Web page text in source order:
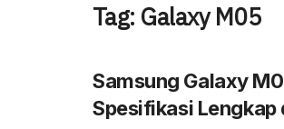
Tag: Galaxy M05
Samsung Galaxy
Spesifikasi Lengkap